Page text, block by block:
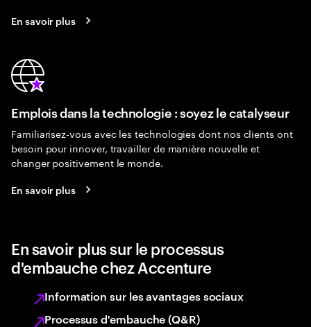
En savoir plus
Emplois dans la technologie : soyez le catalyseur
Familiarisez-vous avec les technologies dont nos clients ont
besoin pour innover, travailler de manière nouvelle et
changer positivement le monde.
En savoir plus
En savoir plus sur le processus
d'embauche chez Accenture
Information sur les avantages sociaux
Processus d'embauche (Q&R)